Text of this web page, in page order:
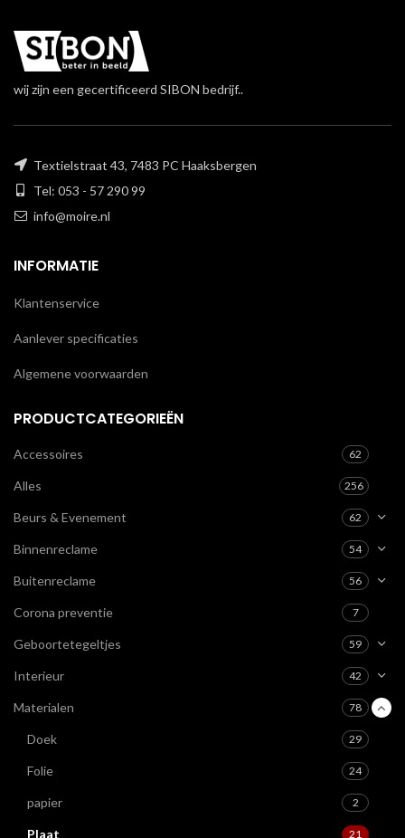
wij zijn een gecertificeerd SIBON bedrijf..
Textielstraat 43, 7483 PC Haaksbergen
Tel: 053 - 57 290 99
info@moire.nl
INFORMATIE
Klantenservice
Aanlever specificaties
Algemene voorwaarden
PRODUCTCATEGORIEËN
Accessoires 62
Alles 256
Beurs & Evenement 62
Binnenreclame 54
Buitenreclame 56
Corona preventie 7
Geboortetegeltjes 59
Interieur 42
Materialen 78
Doek 29
Folie 24
papier 2
Plaat 21